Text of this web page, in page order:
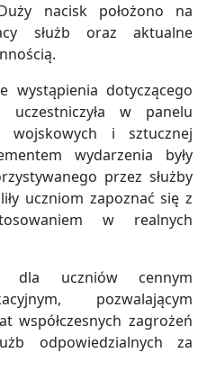
nacisk położono na
służb oraz aktualne
wystąpienia dotyczącego
w panelu
wojskowych i sztucznej
wydarzenia były
przez służby
uczniom zapoznać się z
w realnych
uczniów cennym
pozwalającym
współczesnych zagrożeń
odpowiedzialnych za